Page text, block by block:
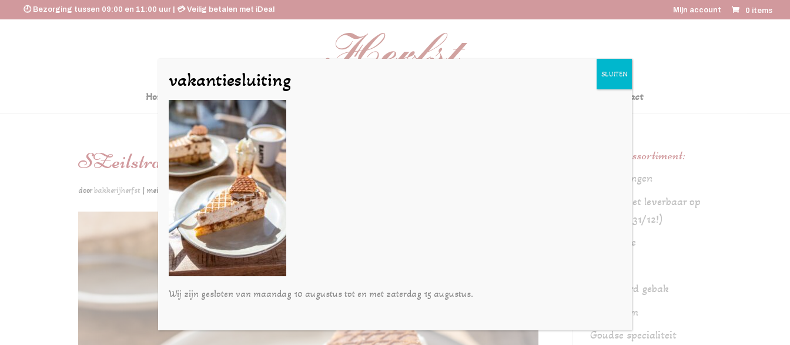
🕘 Bezorging tussen 09:00 en 11:00 uur | 💳 Veilig betalen met iDeal Mijn account 0 items
Home De Huyskamer Online bestellen Contact
SZeilstra-gebak1mei24-18
doorbakkerijherfst | mei 16, 2024
Online assortiment:
Aanbiedingen
Brood (niet leverbaar op
24/12 en 31/12!)
Chocolade
Gesorteerd gebak
Glutenarm
Goudse specialiteit
vakantiesluiting
Wij zijn gesloten van maandag 10 augustus tot en met zaterdag 15 augustus.
SLUITEN